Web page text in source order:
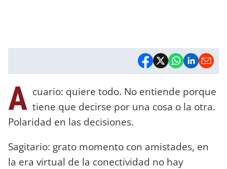
A cuario: quiere todo. No entiende porque
tiene que decirse por una cosa o la otra.
Polaridad en las decisiones.
Sagitario: grato momento con amistades, en
la era virtual de la conectividad no hay